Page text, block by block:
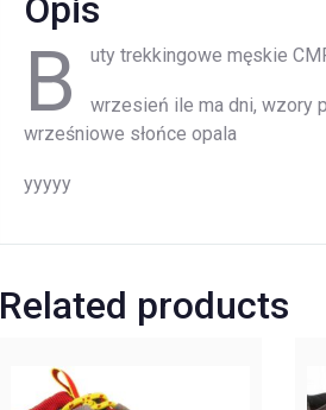
Opis
B uty trekkingowe męskie
wrzesień ile ma dni, wzory
wrześniowe słońce opala
yyyyy
Related products